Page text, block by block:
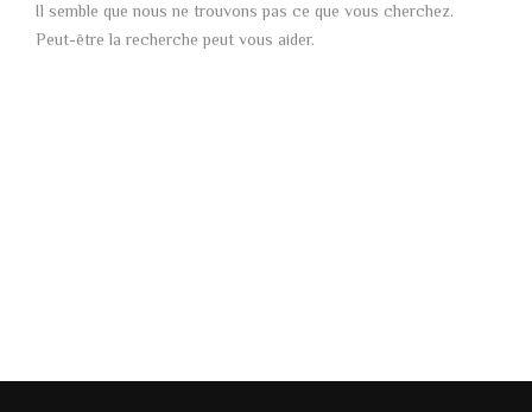
Il semble que nous ne trouvons pas ce que vous cherchez.
Peut-être la recherche peut vous aider.